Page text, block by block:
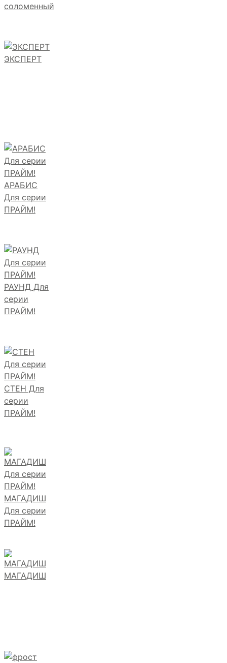
соломенный
ЭКСПЕРТ
АРАБИС
Для серии
ПРАЙМ!
РАУНД Для
серии
ПРАЙМ!
СТЕН Для
серии
ПРАЙМ!
МАГАДИШ
Для серии
ПРАЙМ!
МАГАДИШ